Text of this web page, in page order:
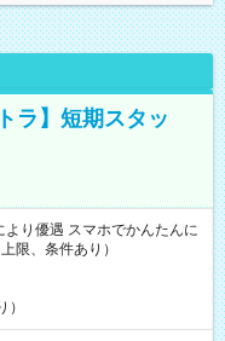
ラ】短期スタッ
り優遇 スマホでかんたんに
限、条件あり）